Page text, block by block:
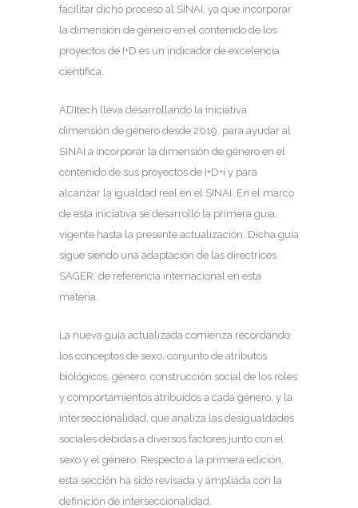
facilitar dicho proceso al SINAI, ya que incorporar
la dimensión de género en el contenido de los
proyectos de I+D es un indicador de excelencia
científica.
ADItech lleva desarrollando la iniciativa
dimensión de género desde 2019, para ayudar al
SINAI a incorporar la dimensión de género en el
contenido de sus proyectos de I+D+i y para
alcanzar la igualdad real en el SINAI. En el marco
de esta iniciativa se desarrolló la primera guía,
vigente hasta la presente actualización. Dicha guía
sigue siendo una adaptación de las directrices
SAGER, de referencia internacional en esta
materia.
La nueva guía actualizada comienza recordando
los conceptos de sexo, conjunto de atributos
biológicos, género, construcción social de los roles
y comportamientos atribuidos a cada género, y la
interseccionalidad, que analiza las desigualdades
sociales debidas a diversos factores junto con el
sexo y el género. Respecto a la primera edición,
esta sección ha sido revisada y ampliada con la
definición de interseccionalidad.